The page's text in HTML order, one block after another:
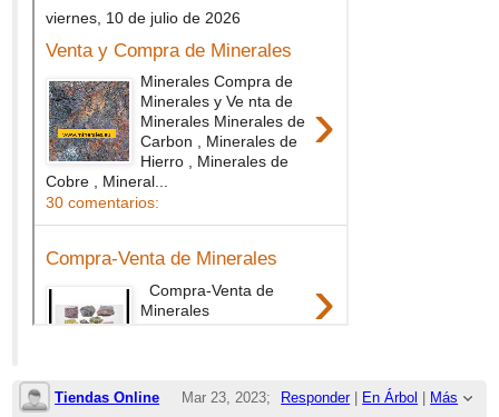
Tiendas Online Responder| En Árbol Más
Mar 23, 2023;